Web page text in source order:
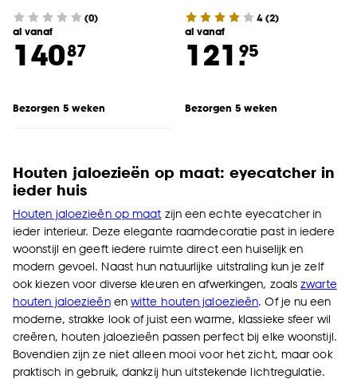
(0)
al vanaf
140.87
Bezorgen 5 weken
4(2)
al vanaf
121.95
Bezorgen 5 weken
Houten jaloezieën op maat: eyecatcher in
ieder huis
Houten jaloezieën op maat zijn een echte eyecatcher in
ieder interieur. Deze elegante raamdecoratie past in iedere
woonstijl en geeft iedere ruimte direct een huiselijk en
modern gevoel. Naast hun natuurlijke uitstraling kun je zelf
ook kiezen voor diverse kleuren en afwerkingen, zoalszwarte
houten jaloezieënenwitte houten jaloezieën. Of je nu een
moderne, strakke look of juist een warme, klassieke sfeer wil
creëren, houten jaloezieën passen perfect bij elke woonstijl.
Bovendien zijn ze niet alleen mooi voor het zicht, maar ook
praktisch in gebruik, dankzij hun uitstekende lichtregulatie.